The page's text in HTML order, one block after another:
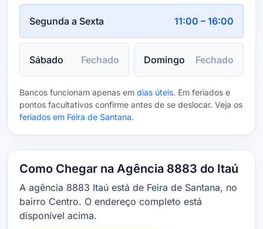
Segunda a Sexta 11:00 – 16:00
Sábado Fechado Domingo Fechado
Bancos funcionam apenas em dias úteis. Em feriados e
pontos facultativos confirme antes de se deslocar. Veja os
feriados em Feira de Santana.
Como Chegar na Agência 8883 do Itaú
A agência 8883 Itaú está de Feira de Santana, no
bairro Centro. O endereço completo está
disponível acima.